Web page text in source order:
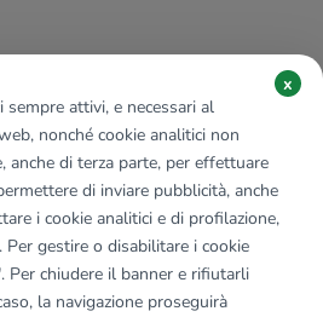
sempre attivi, e necessari al
nonché cookie analitici non
anche di terza parte, per effettuare
di inviare pubblicità, anche
i cookie analitici e di profilazione,
. Per gestire o disabilitare i cookie
. Per chiudere il banner e rifiutarli
la navigazione proseguirà
x